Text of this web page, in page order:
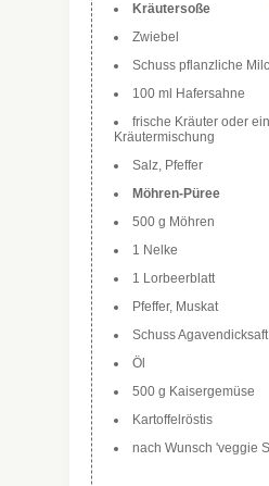
Kräutersoße
Zwiebel
Schuss pflanzliche
100 ml Hafersahne
frische Kräuter oder
Kräutermischung
Salz, Pfeffer
Möhren-Püree
500 g Möhren
1 Nelke
1 Lorbeerblatt
Pfeffer, Muskat
Schuss Agavendicksaft
Öl
500 g Kaisergemüse
Kartoffelröstis
nach Wunsch 'veggie